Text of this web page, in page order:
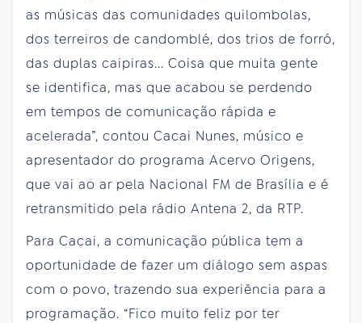
as músicas das comunidades quilombolas,
dos terreiros de candomblé, dos trios de forró,
das duplas caipiras... Coisa que muita gente
se identifica, mas que acabou se perdendo
em tempos de comunicação rápida e
acelerada”, contou Cacai Nunes, músico e
apresentador do programa Acervo Origens,
que vai ao ar pela Nacional FM de Brasília e é
retransmitido pela rádio Antena 2, da RTP.
Para Cacai, a comunicação pública tem a
oportunidade de fazer um diálogo sem aspas
com o povo, trazendo sua experiência para a
programação. “Fico muito feliz por ter